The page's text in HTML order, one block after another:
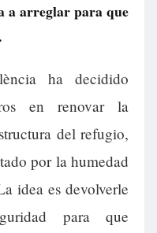
a arreglar para que
ha decidido
en renovar la
del refugio,
por la humedad
idea es devolverle
para que